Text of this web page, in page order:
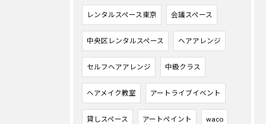
レンタルスペース東京 会議スペース
中央区レンタルスペース ヘアアレンジ
セルフヘアアレンジ 中級クラス
ヘアメイク教室 アートライブイベント
貸しスペース アートペイント waco